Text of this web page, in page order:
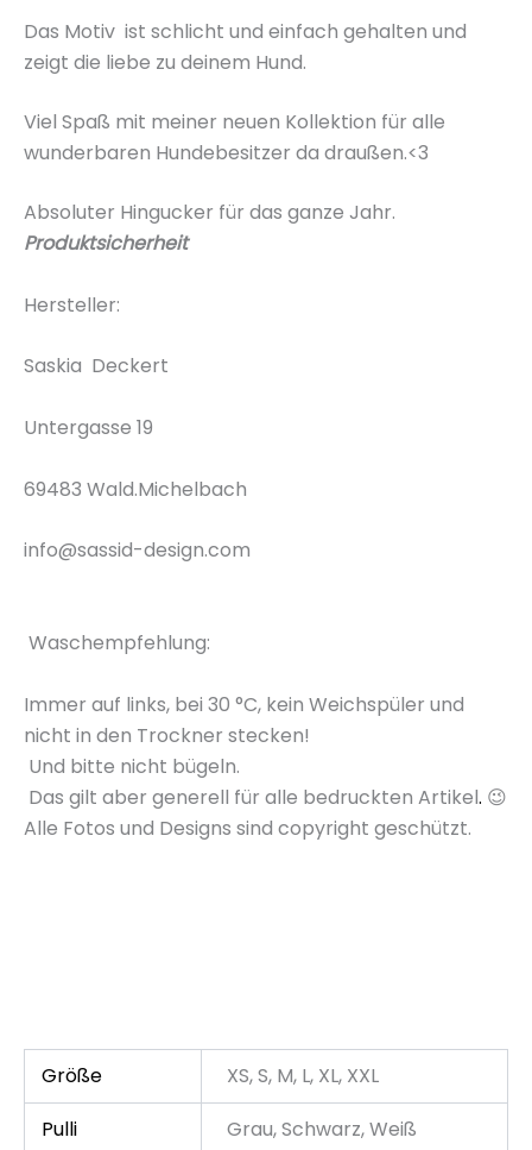
Das Motiv ist schlicht und einfach gehalten und
zeigt die liebe zu deinem Hund.
Viel Spaß mit meiner neuen Kollektion für alle
wunderbaren Hundebesitzer da draußen.<3
Absoluter Hingucker für das ganze Jahr.
Produktsicherheit
Hersteller:
Saskia Deckert
Untergasse 19
69483 Wald.Michelbach
info@sassid-design.com
Waschempfehlung:
Immer auf links, bei 30 °C, kein Weichspüler und
nicht in den Trockner stecken!
Und bitte nicht bügeln.
Das gilt aber generell für alle bedruckten Artikel. 😉
Alle Fotos und Designs sind copyright geschützt.
Größe
XS, S, M, L, XL, XXL
Pulli
Grau, Schwarz, Weiß